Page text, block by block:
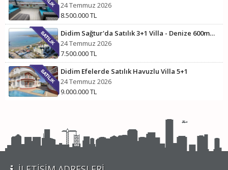
24 Temmuz 2026
8.500.000 TL
Didim Sağtur'da Satılık 3+1 Villa - Denize 600m Mesafede
24 Temmuz 2026
7.500.000 TL
Didim Efelerde Satılık Havuzlu Villa 5+1
24 Temmuz 2026
9.000.000 TL